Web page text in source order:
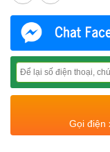
Gọi điện